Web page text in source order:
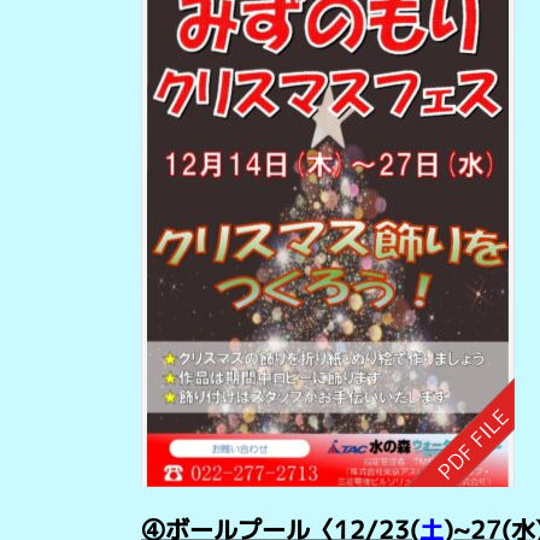
④ボールプール〈12/23(土)~27(